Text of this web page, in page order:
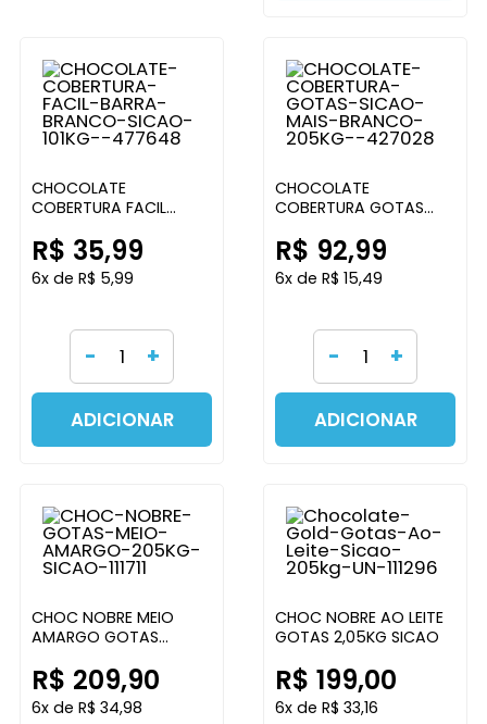
CHOCOLATE
COBERTURA FACIL
1,01KG
R$ 35,99
6x de R$ 5,99
- +
ADICIONAR
CHOCOLATE
COBERTURA GOTAS
2,05KG
R$ 92,99
6x de R$ 15,49
- +
ADICIONAR
CHOC NOBRE MEIO
AMARGO GOTAS
R$ 209,90
6x de R$ 34,98
CHOC NOBRE AO LEITE
GOTAS 2,05KG SICAO
R$ 199,00
6x de R$ 33,16